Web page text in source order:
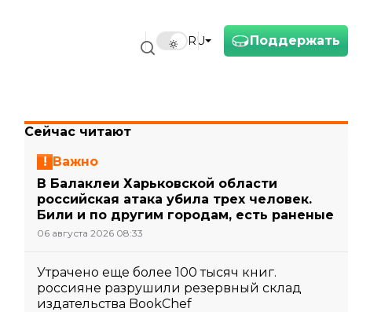
Поддержать
RU
Сейчас читают
Важно
В Балаклеи Харьковской области
российская атака убила трех человек.
Били и по другим городам, есть раненые
06 августа 2026 08:33
Утрачено еще более 100 тысяч книг.
россияне разрушили резервный склад
издательства BookChef